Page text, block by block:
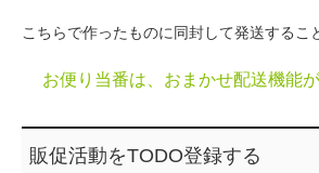
こちらで作ったものに同封して発送するこ
お便り当番は、おまかせ配送機能
販促活動をTODO登録する